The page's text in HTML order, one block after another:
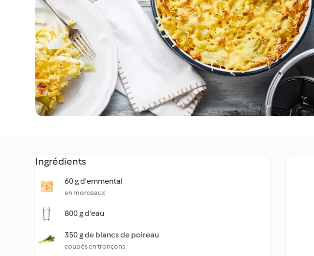
Ingrédients
60 g d'emmental
en morceaux
800 g d'eau
350 g de blancs de poireau
coupés en tronçons